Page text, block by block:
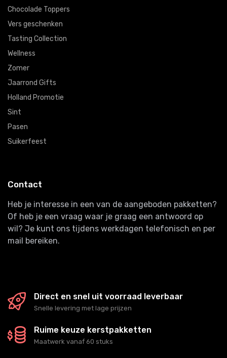
Chocolade Toppers
Vers geschenken
Tasting Collection
Wellness
Zomer
Jaarrond Gifts
Holland Promotie
Sint
Pasen
Suikerfeest
Contact
Heb je interesse in een van de aangeboden pakketten?
Of heb je een vraag waar je graag een antwoord op
wil? Je kunt ons tijdens werkdagen telefonisch en per
mail bereiken.
Direct en snel uit voorraad leverbaar
Snelle levering met lage prijzen
Ruime keuze kerstpakketten
Maatwerk vanaf 60 stuks